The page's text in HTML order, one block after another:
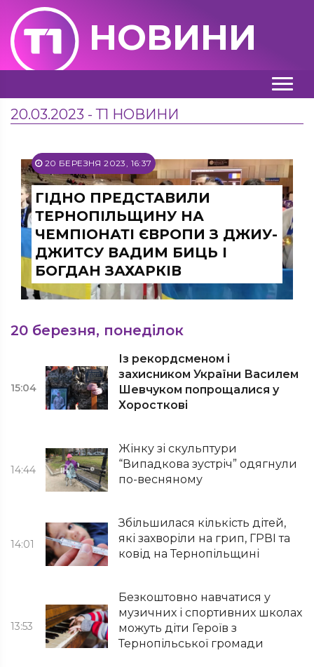
НОВИНИ
20.03.2023 - Т1 НОВИНИ
20 БЕРЕЗНЯ 2023, 16:37
ГІДНО ПРЕДСТАВИЛИ
ТЕРНОПІЛЬЩИНУ НА
ЧЕМПІОНАТІ ЄВРОПИ З ДЖИУ-
ДЖИТСУ ВАДИМ БИЦЬ І
БОГДАН ЗАХАРКІВ
20 березня, понеділок
15:04
Із рекордсменом і
захисником України Василем
Шевчуком попрощалися у
Хоросткові
14:44
Жінку зі скульптури
“Випадкова зустріч” одягнули
по-весняному
14:01
Збільшилася кількість дітей,
які захворіли на грип, ГРВІ та
ковід на Тернопільщині
13:53
Безкоштовно навчатися у
музичних і спортивних школах
можуть діти Героїв з
Тернопільської громади